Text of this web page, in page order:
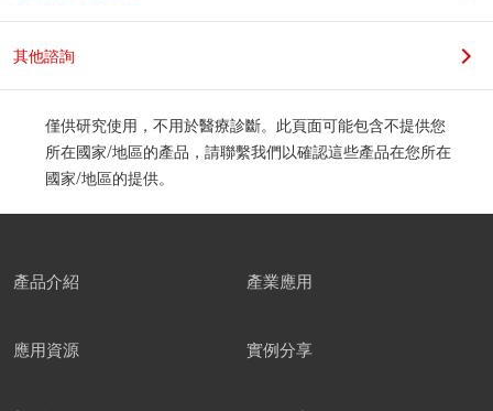
其他諮詢
僅供研究使用，不用於醫療診斷。此頁面可能包含不提供您
所在國家/地區的產品，請聯繫我們以確認這些產品在您所在
國家/地區的提供。
產品介紹 產業應用
應用資源 實例分享